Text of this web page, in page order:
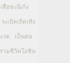
เสือชะนีเก้ง
ระเบิดเถิดเทิง
รด เป็นต่อ
ามชีวิตโอชิน